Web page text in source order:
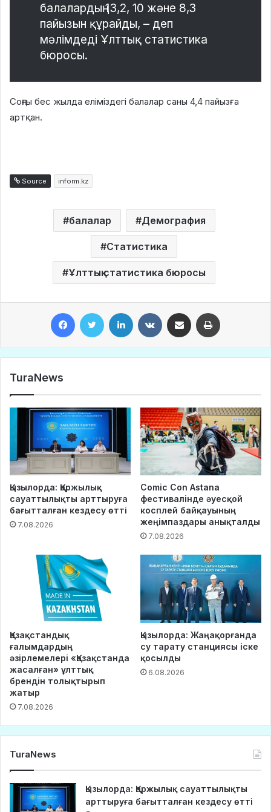
балалардың 13,2, 10 және 8,3
пайызын құрайды, – деп
мәлімдеді Ұлттық статистика
бюросы.
Соңғы бес жылда еліміздегі балалар саны 4,4 пайызға
артқан.
Source inform.kz
балалар Демография
Статистика
Ұлттық статистика бюросы
TuraNews
Қызылорда: Қаржылық
сауаттылықты арттыруға
бағытталған кездесу өтті
7.08.2026
Comic Con Astana
фестивалінде әуесқой
косплей байқауының
жеңімпаздары анықталды
7.08.2026
Қазақстандық
ғалымдардың
әзірлемелері «Қазақстанда
жасалған» ұлттық
брендін толықтырып
жатыр
7.08.2026
Қызылорда: Жаңақорғанда
су тарату станциясы іске
қосылды
6.08.2026
TuraNews
Қызылорда: Қаржылық сауаттылықты
арттыруға бағытталған кездесу өтті